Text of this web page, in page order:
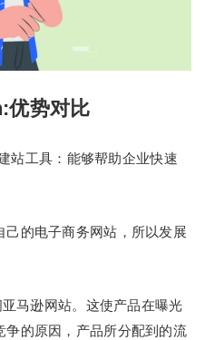
势对比
站工具：能够帮助企业快速
的电子商务网站，所以发展
马逊网站。这使产品在曝光
的原因，产品所分配到的流